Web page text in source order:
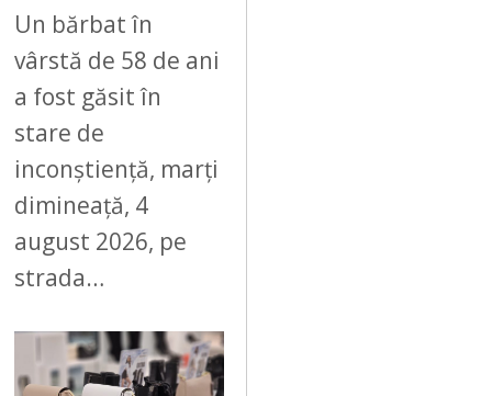
Un bărbat în
vârstă de 58 de ani
a fost găsit în
stare de
inconștiență, marți
dimineață, 4
august 2026, pe
strada…